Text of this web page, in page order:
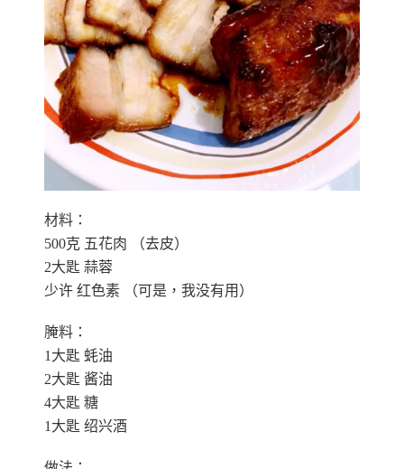
材料：
500克 五花肉 （去皮）
2大匙 蒜蓉
少许 红色素 （可是，我没有用）
腌料：
1大匙 蚝油
2大匙 酱油
4大匙 糖
1大匙 绍兴酒